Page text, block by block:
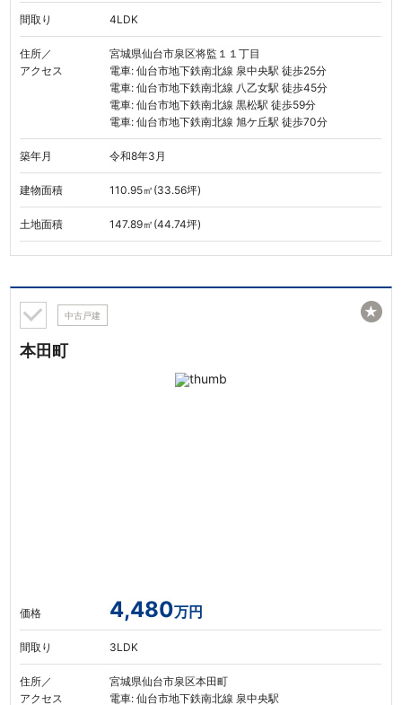
間取り 4LDK
住所／
アクセス
宮城県仙台市泉区将監１１丁目
電車: 仙台市地下鉄南北線 泉中央駅 徒歩25分
電車: 仙台市地下鉄南北線 八乙女駅 徒歩45分
電車: 仙台市地下鉄南北線 黒松駅 徒歩59分
電車: 仙台市地下鉄南北線 旭ケ丘駅 徒歩70分
築年月 令和8年3月
建物面積 110.95㎡(33.56坪)
土地面積 147.89㎡(44.74坪)
中古戸建
本田町
価格 4,480万円
間取り 3LDK
住所／
アクセス
宮城県仙台市泉区本田町
電車: 仙台市地下鉄南北線 泉中央駅
★